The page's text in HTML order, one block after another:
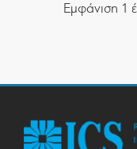
Εμφάνιση 1